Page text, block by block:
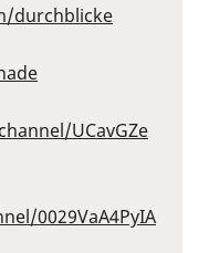
durchblicke⁠
UCavGZe
0029VaA4PyIA